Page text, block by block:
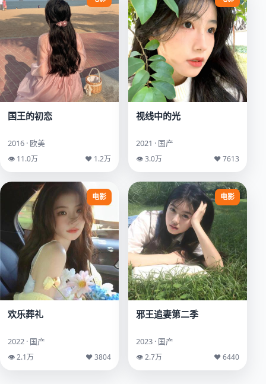
国王的初恋
2016 · 欧美
👁 11.0万 ♥ 1.2万
视线中的光
2021 · 国产
👁 3.0万 ♥ 7613
电影
欢乐葬礼
2022 · 国产
👁 2.1万 ♥ 3804
电影
邪王追妻第二季
2023 · 国产
👁 2.7万 ♥ 6440